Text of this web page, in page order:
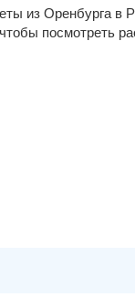
из Оренбурга в
посмотреть